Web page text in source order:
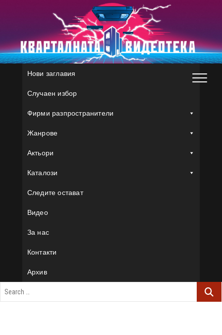
Нови заглавия
Случаен избор
Фирми разпространители
Жанрове
Актьори
Каталози
Следите остават
Видео
За нас
Контакти
Архив